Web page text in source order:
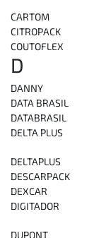
CARTOM
CITROPACK
COUTOFLEX
D
DANNY
DATA BRASIL
DATABRASIL
DELTA PLUS
DELTAPLUS
DESCARPACK
DEXCAR
DIGITADOR
DUPONT